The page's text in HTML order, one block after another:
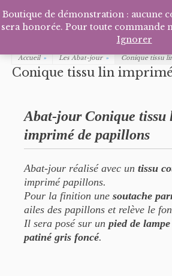
Accueil » Les Abat-jour » Conique tissu
Conique tissu lin
Abat-jour Conique tissu
imprimé de papillons
Abat-jour réalisé avec un tissu
imprimé papillons.
Pour la finition une soutache
ailes des papillons et relève le
Il sera posé sur un pied de
patiné gris foncé.
Boutique de démonstration : aucune
sera honorée. Pour toute commande
Ignorer